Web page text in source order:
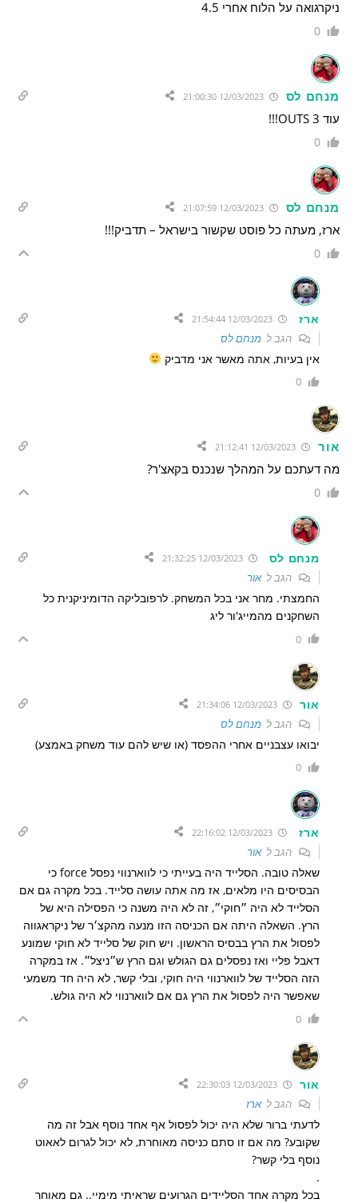
ניקרגואה על הלוח אחרי 4.5
0
מנחם לס 12/03/2023 21:00:30
עוד 3 OUTS!!!
0
מנחם לס 12/03/2023 21:07:59
ארז, מעתה כל פוסט שקשור בישראל – תדביק!!!
0
ארז
הגב למנחם לס
אין בעיות, אתה מאשר אני מדביק
0
אור
מה דעתכם על המהלך שנכנס בקאצ'ר?
0
מנחם לס 12/03/2023 21:32:25
הגב לאור
החמצתי. מחר אני בכל המשחק. לרפובליקה הדומיניקנית כל
השחקנים מהמייג'ור ליג
0
אור
הגב למנחם לס
יבואו עצבניים אחרי ההפסד (או שיש להם עוד משחק באמצע)
0
ארז
הגב לאור
שאלה טובה. הסלייד היה בעייתי כי לווארנווי נפסל force כי
הבסיסים היו מלאים, אז מה אתה עושה סלייד. בכל מקרה גם אם
הסלייד לא היה ״חוקי״, זה לא היה משנה כי הפסילה היא של
הרץ. השאלה היתה אם הכניסה הזו מנעה מהקצ׳ר של ניקראגווה
לפסול את הרץ בבסיס הראשון. ויש חוק של סלייד לא חוקי שמונע
דאבל פליי ואז נפסלים גם הגולש וגם הרץ ש״ניצל״. אז במקרה
הזה הסלייד של לווארנווי היה חוקי, ובלי קשר, לא היה חד משמעי
שאפשר היה לפסול את הרץ גם אם לווארנווי לא היה גולש.
0
אור
הגב לארז
לדעתי ברור שלא היה יכול לפסול אף אחד נוסף אבל זה מה
שקובע? מה אם זו סתם כניסה מאוחרת, לא יכול לגרום לאאוט
נוסף בלי קשר?
.
בכל מקרה אחד הסליידים הגרועים שראיתי מימיי.. גם מאוחר